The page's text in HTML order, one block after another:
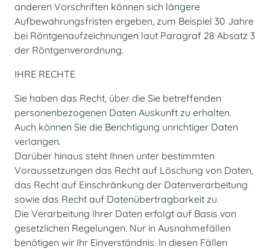
anderen Vorschriften können sich längere
Aufbewahrungsfristen ergeben, zum Beispiel 30 Jahre
bei Röntgenaufzeichnungen laut Paragraf 28 Absatz 3
der Röntgenverordnung.
IHRE RECHTE
Sie haben das Recht, über die Sie betreffenden
personenbezogenen Daten Auskunft zu erhalten.
Auch können Sie die Berichtigung unrichtiger Daten
verlangen.
Darüber hinaus steht Ihnen unter bestimmten
Voraussetzungen das Recht auf Löschung von Daten,
das Recht auf Einschränkung der Datenverarbeitung
sowie das Recht auf Datenübertragbarkeit zu.
Die Verarbeitung Ihrer Daten erfolgt auf Basis von
gesetzlichen Regelungen. Nur in Ausnahmefällen
benötigen wir Ihr Einverständnis. In diesen Fällen